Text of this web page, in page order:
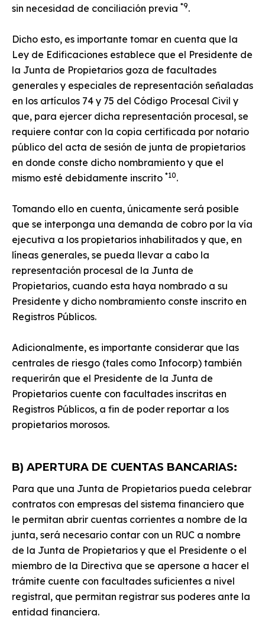
sin necesidad de conciliación previa *9.
Dicho esto, es importante tomar en cuenta que la
Ley de Edificaciones establece que el Presidente de
la Junta de Propietarios goza de facultades
generales y especiales de representación señaladas
en los artículos 74 y 75 del Código Procesal Civil y
que, para ejercer dicha representación procesal, se
requiere contar con la copia certificada por notario
público del acta de sesión de junta de propietarios
en donde conste dicho nombramiento y que el
mismo esté debidamente inscrito *10.
Tomando ello en cuenta, únicamente será posible
que se interponga una demanda de cobro por la vía
ejecutiva a los propietarios inhabilitados y que, en
líneas generales, se pueda llevar a cabo la
representación procesal de la Junta de
Propietarios, cuando esta haya nombrado a su
Presidente y dicho nombramiento conste inscrito en
Registros Públicos.
Adicionalmente, es importante considerar que las
centrales de riesgo (tales como Infocorp) también
requerirán que el Presidente de la Junta de
Propietarios cuente con facultades inscritas en
Registros Públicos, a fin de poder reportar a los
propietarios morosos.
B) APERTURA DE CUENTAS BANCARIAS:
Para que una Junta de Propietarios pueda celebrar
contratos con empresas del sistema financiero que
le permitan abrir cuentas corrientes a nombre de la
junta, será necesario contar con un RUC a nombre
de la Junta de Propietarios y que el Presidente o el
miembro de la Directiva que se apersone a hacer el
trámite cuente con facultades suficientes a nivel
registral, que permitan registrar sus poderes ante la
entidad financiera.